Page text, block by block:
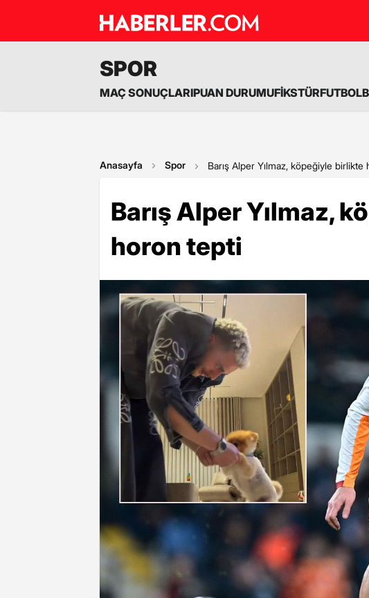
SPOR
MAÇ SONUÇLARIPUAN DURUMUFİKSTÜRFUTBOL
Anasayfa Spor Barış Alper Yılmaz, köpeğiyle
Barış Alper Yılmaz,
horon tepti